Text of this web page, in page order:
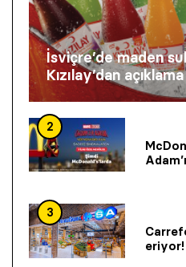
İsviçre’de maden
Kızılay’dan
2
3
eriyor!